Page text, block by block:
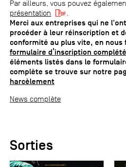
Par ailleurs, vous pouvez
présentation
Merci aux entreprises qui ne
procéder à leur réinscription et
conformité au plus vite, en nous
formulaire d’inscription complété
éléments listés dans le
complète se trouve sur notre
harcèlement
News complète
Sorties